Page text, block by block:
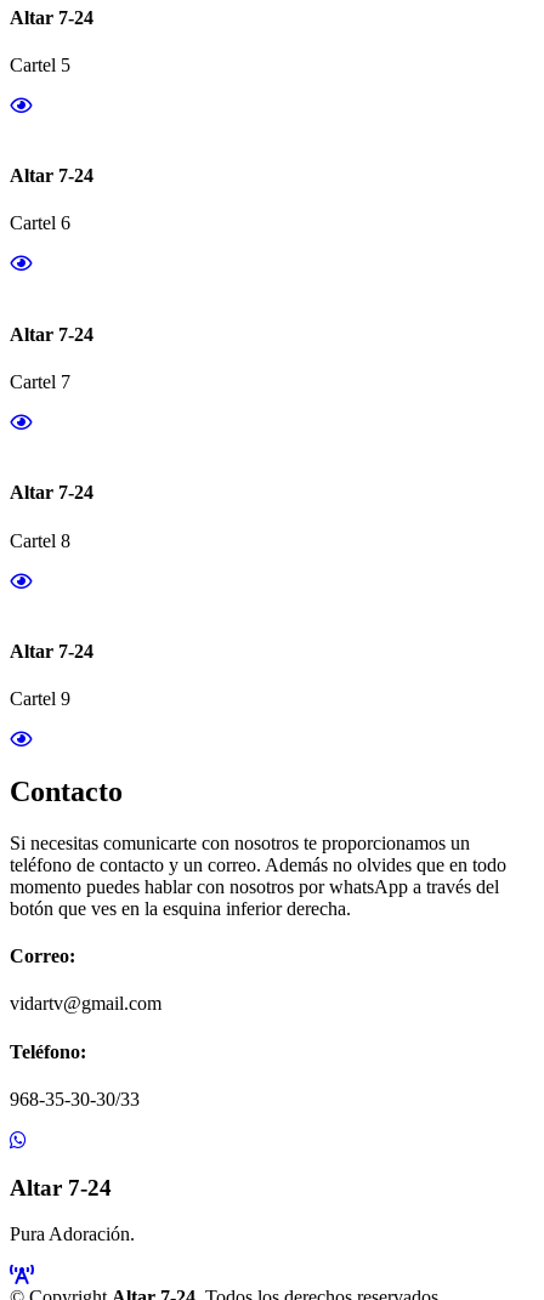
Altar 7-24
Cartel 5
Altar 7-24
Cartel 6
Altar 7-24
Cartel 7
Altar 7-24
Cartel 8
Altar 7-24
Cartel 9
Contacto
Si necesitas comunicarte con nosotros te proporcionamos un
teléfono de contacto y un correo. Además no olvides que en todo
momento puedes hablar con nosotros por whatsApp a través del
botón que ves en la esquina inferior derecha.
Correo:
vidartv@gmail.com
Teléfono:
968-35-30-30/33
Altar 7-24
Pura Adoración.